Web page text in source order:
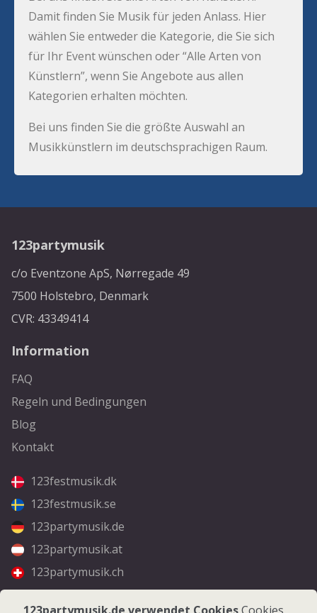
Damit finden Sie Musik für jeden Anlass. Hier
wählen Sie entweder die Kategorie, die Sie sich
für Ihr Event wünschen oder “Alle Arten von
Künstlern”, wenn Sie Angebote aus allen
Kategorien erhalten möchten.
Bei uns finden Sie die größte Auswahl an
Musikkünstlern im deutschsprachigen Raum.
123partymusik
c/o Eventzone ApS, Nørregade 49
7500 Holstebro, Denmark
CVR: 43349414
Information
FAQ
Regeln und Bedingungen
Blog
Kontakt
123festmusik.dk
123festmusik.se
123partymusik.de
123partymusik.at
123partymusik.ch
Folgen Sie uns